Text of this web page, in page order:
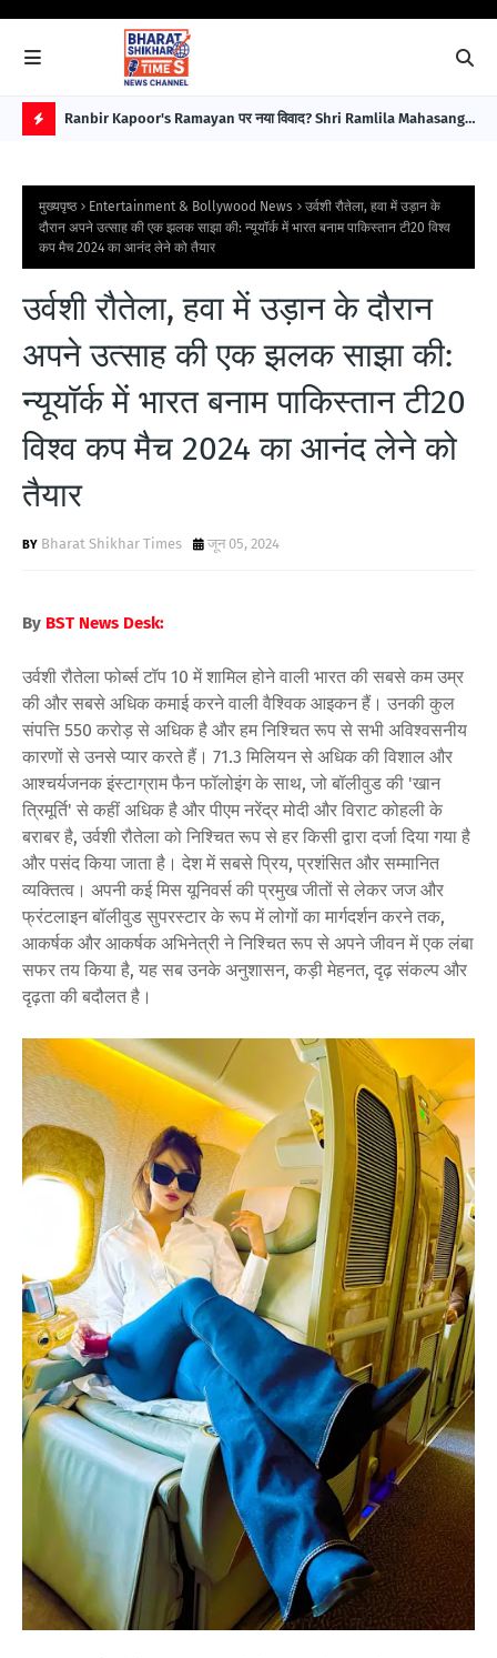
O
P
S
T
Ranbir Kapoor's Ramayan पर नया विवाद? Shri Ramlila Mahasangh
मुख्यपृष्ठ Entertainment & Bollywood News
उर्वशी रौतेला, हवा में उड़ान के
दौरान अपने उत्साह की एक झलक साझा की: न्यूयॉर्क में भारत बनाम पाकिस्तान टी20 विश्व
कप मैच 2024 का आनंद लेने को तैयार
उर्वशी रौतेला, हवा में उड़ान के दौरान
अपने उत्साह की एक झलक साझा की:
न्यूयॉर्क में भारत बनाम पाकिस्तान टी20
विश्व कप मैच 2024 का आनंद लेने को
तैयार
Bharat Shikhar Times जून 05, 2024
By BST News Desk:
उर्वशी रौतेला फोर्ब्स टॉप 10 में शामिल होने वाली भारत की सबसे कम उम्र
की और सबसे अधिक कमाई करने वाली वैश्विक आइकन हैं। उनकी कुल
संपत्ति 550 करोड़ से अधिक है और हम निश्चित रूप से सभी अविश्वसनीय
कारणों से उनसे प्यार करते हैं। 71.3 मिलियन से अधिक की विशाल और
आश्चर्यजनक इंस्टाग्राम फैन फॉलोइंग के साथ, जो बॉलीवुड की 'खान
त्रिमूर्ति' से कहीं अधिक है और पीएम नरेंद्र मोदी और विराट कोहली के
बराबर है, उर्वशी रौतेला को निश्चित रूप से हर किसी द्वारा दर्जा दिया गया है
और पसंद किया जाता है। देश में सबसे प्रिय, प्रशंसित और सम्मानित
व्यक्तित्व। अपनी कई मिस यूनिवर्स की प्रमुख जीतों से लेकर जज और
फ्रंटलाइन बॉलीवुड सुपरस्टार के रूप में लोगों का मार्गदर्शन करने तक,
आकर्षक और आकर्षक अभिनेत्री ने निश्चित रूप से अपने जीवन में एक लंबा
सफर तय किया है, यह सब उनके अनुशासन, कड़ी मेहनत, दृढ़ संकल्प और
दृढ़ता की बदौलत है।